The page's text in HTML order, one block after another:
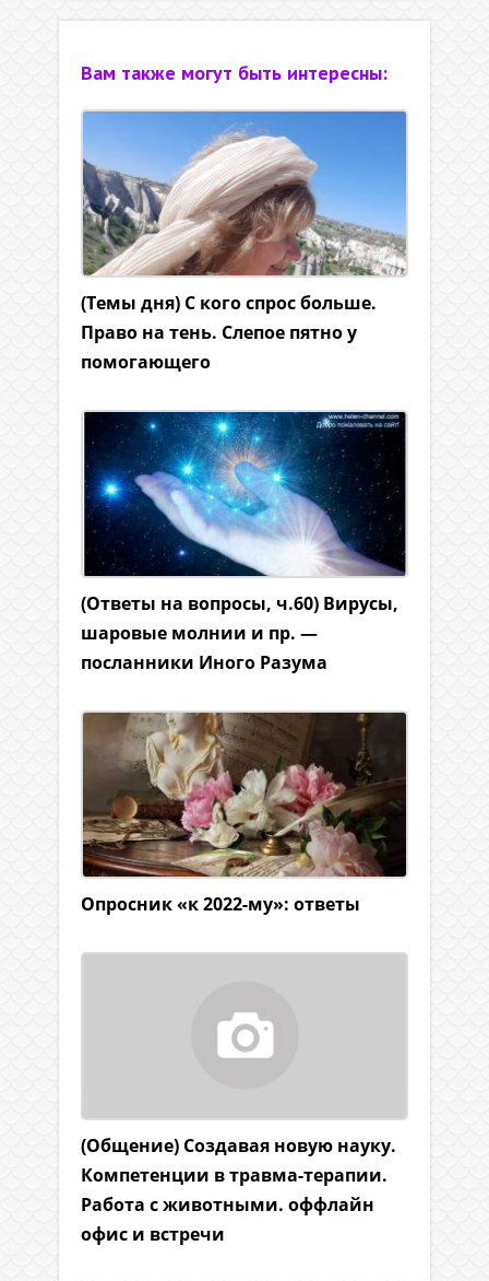
Вам также могут быть интересны:
(Темы дня) С кого спрос больше.
Право на тень. Слепое пятно у
помогающего
(Ответы на вопросы, ч.60) Вирусы,
шаровые молнии и пр. —
посланники Иного Разума
Опросник «к 2022-му»: ответы
(Общение) Создавая новую науку.
Компетенции в травма-терапии.
Работа с животными. оффлайн
офис и встречи